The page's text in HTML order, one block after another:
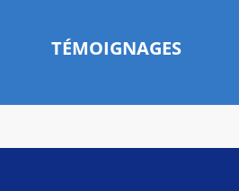
TÉMOIGNAGES